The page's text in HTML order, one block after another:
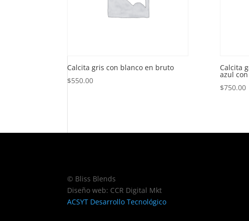
Calcita gris con blanco en bruto
$550.00
Calcita
azul
$750.00
© Bliss Blends
Diseño web: CCR Digital Mkt
ACSYT Desarrollo Tecnológico